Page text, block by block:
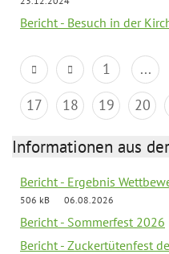
Bericht - Besuch in der
1 ...
17
18 19 20
Informationen aus
Bericht - Ergebnis
506 kB
06.08.2026
Bericht - Sommerfest 2026
Bericht - Zuckertütenfest